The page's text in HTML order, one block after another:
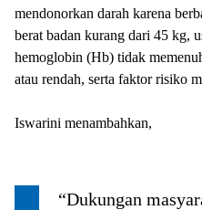
mendonorkan darah karena
berat badan kurang dari 45 kg,
hemoglobin (Hb) tidak
atau rendah, serta faktor risiko
Iswarini menambahkan,
“Dukungan